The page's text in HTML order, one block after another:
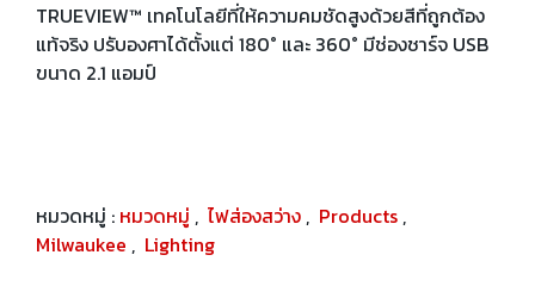
TRUEVIEW™ เทคโนโลยีที่ให้ความคมชัดสูงด้วยสีที่ถูกต้อง
แท้จริง ปรับองศาได้ตั้งแต่ 180° และ 360° มีช่องชาร์จ USB
ขนาด 2.1 แอมป์
หมวดหมู่ : หมวดหมู่ , ไฟส่องสว่าง , Products ,
Milwaukee , Lighting